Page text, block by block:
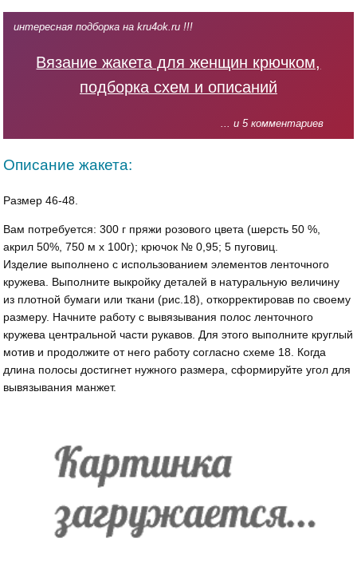
интересная подборка на kru4ok.ru !!!
Вязание жакета для женщин крючком,
подборка схем и описаний
... и 5 комментариев
Описание жакета:
Размер 46-48.
Вам потребуется: 300 г пряжи розового цвета (шерсть 50 %,
акрил 50%, 750 м х 100г); крючок № 0,95; 5 пуговиц.
Изделие выполнено с использованием элементов ленточного
кружева. Выполните выкройку деталей в натуральную величину
из плотной бумаги или ткани (рис.18), откорректировав по своему
размеру. Начните работу с вывязывания полос ленточного
кружева центральной части рукавов. Для этого выполните круглый
мотив и продолжите от него работу согласно схеме 18. Когда
длина полосы достигнет нужного размера, сформируйте угол для
вывязывания манжет.